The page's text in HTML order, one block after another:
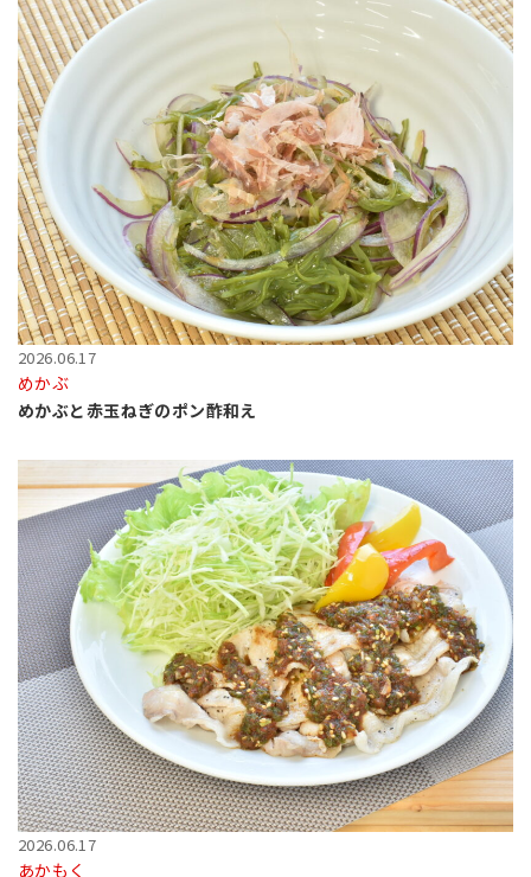
2026.06.17
めかぶ
めかぶと赤玉ねぎのポン酢和え
2026.06.17
あかもく